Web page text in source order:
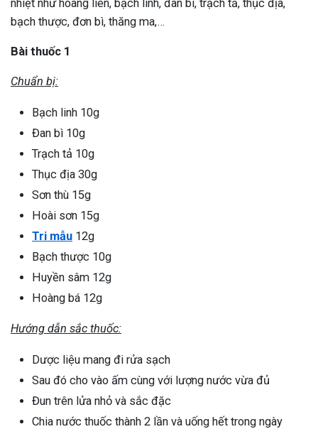
nhiệt như hoàng liên, bạch linh, đan bì, trạch tả, thục địa,
bạch thược, đơn bì, thăng ma,…
Bài thuốc 1
Chuẩn bị:
Bạch linh 10g
Đan bì 10g
Trạch tả 10g
Thục địa 30g
Sơn thù 15g
Hoài sơn 15g
Tri mẫu 12g
Bạch thược 10g
Huyền sâm 12g
Hoàng bá 12g
Hướng dẫn sắc thuốc:
Dược liệu mang đi rửa sạch
Sau đó cho vào ấm cùng với lượng nước vừa đủ
Đun trên lửa nhỏ và sắc đặc
Chia nước thuốc thành 2 lần và uống hết trong ngày